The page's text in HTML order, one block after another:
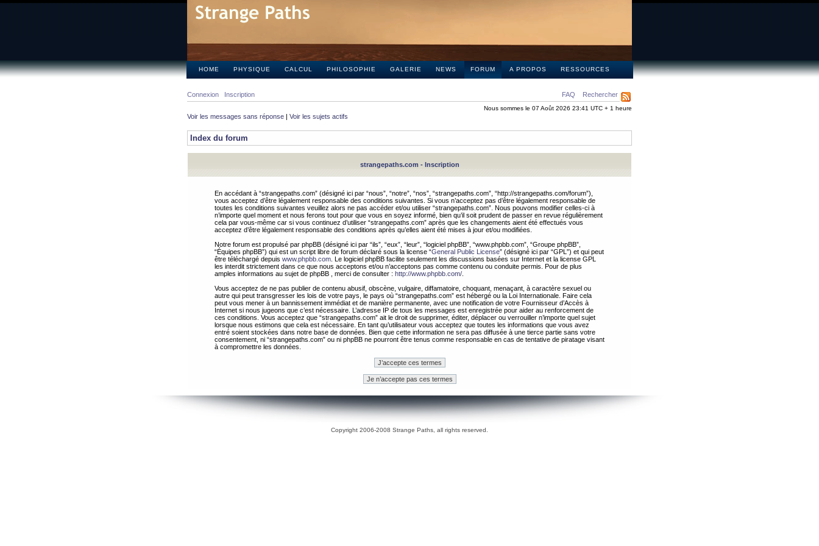
HOME PHYSIQUE CALCUL PHILOSOPHIE GALERIE NEWS FORUM A PROPOS RESSOURCES
FAQ Rechercher
Connexion Inscription
Nous sommes le 07 Août 2026 23:41 UTC + 1 heure
Voir les messages sans réponse | Voir les sujets actifs
Index du forum
strangepaths.com - Inscription
En accédant à “strangepaths.com” (désigné ici par “nous”, “notre”, “nos”, “strangepaths.com”, “http://strangepaths.com/forum”),
vous acceptez d’être légalement responsable des conditions suivantes. Si vous n’acceptez pas d’être légalement responsable de
toutes les conditions suivantes veuillez alors ne pas accéder et/ou utiliser “strangepaths.com”. Nous pouvons modifier celles-ci à
n’importe quel moment et nous ferons tout pour que vous en soyez informé, bien qu’il soit prudent de passer en revue régulièrement
cela par vous-même car si vous continuez d’utiliser “strangepaths.com” après que les changements aient été effectués vous
acceptez d’être légalement responsable des conditions après qu’elles aient été mises à jour et/ou modifiées.
Notre forum est propulsé par phpBB (désigné ici par “ils”, “eux”, “leur”, “logiciel phpBB”, “www.phpbb.com”, “Groupe phpBB”,
“Équipes phpBB”) qui est un script libre de forum déclaré sous la license “General Public License” (désigné ici par “GPL”) et qui peut
être téléchargé depuis www.phpbb.com . Le logiciel phpBB facilite seulement les discussions basées sur Internet et la license GPL
les interdit strictement dans ce que nous acceptons et/ou n’acceptons pas comme contenu ou conduite permis. Pour de plus
amples informations au sujet de phpBB , merci de consulter : http://www.phpbb.com/
Vous acceptez de ne pas publier de contenu abusif, obscène, vulgaire, diffamatoire, choquant, menaçant, à caractère sexuel ou
autre qui peut transgresser les lois de votre pays, le pays où “strangepaths.com” est hébergé ou la Loi Internationale. Faire cela
peut vous mener à un bannissement immédiat et de manière permanente, avec une notification de votre Fournisseur d’Accès à
Internet si nous jugeons que c’est nécessaire. L’adresse IP de tous les messages est enregistrée pour aider au renforcement de
ces conditions. Vous acceptez que “strangepaths.com” ait le droit de supprimer, éditer, déplacer ou verrouiller n’importe quel sujet
lorsque nous estimons que cela est nécessaire. En tant qu’utilisateur vous acceptez que toutes les informations que vous avez
entré soient stockées dans notre base de données. Bien que cette information ne sera pas diffusée à une tierce partie sans votre
consentement, ni “strangepaths.com” ou ni phpBB ne pourront être tenus comme responsable en cas de tentative de piratage visant
à compromettre les données.
Copyright 2006-2008 Strange Paths, all rights reserved.